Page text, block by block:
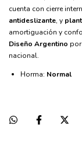
cuenta con cierre
antideslizante, y
amortiguación y
Diseño Argentino
nacional.
Horma: Normal